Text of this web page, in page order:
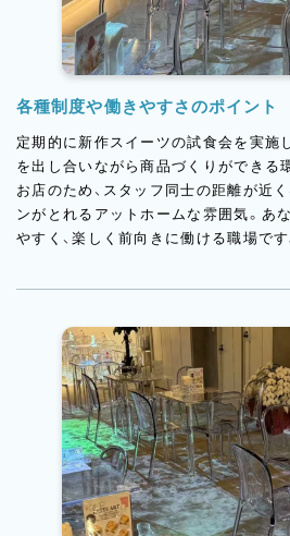
各種制度や働きやすさのポイント
定期的に新作スイーツの試食会を実施
を出し合いながら商品づくりができる
お店のため、スタッフ同士の距離が近
ンがとれるアットホームな雰囲気。あ
やすく、楽しく前向きに働ける職場です